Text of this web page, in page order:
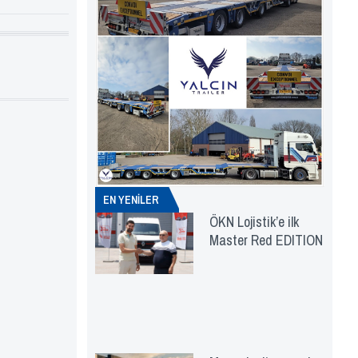
EN YENİLER
ÖKN Lojistik’e ilk
Master Red EDITION